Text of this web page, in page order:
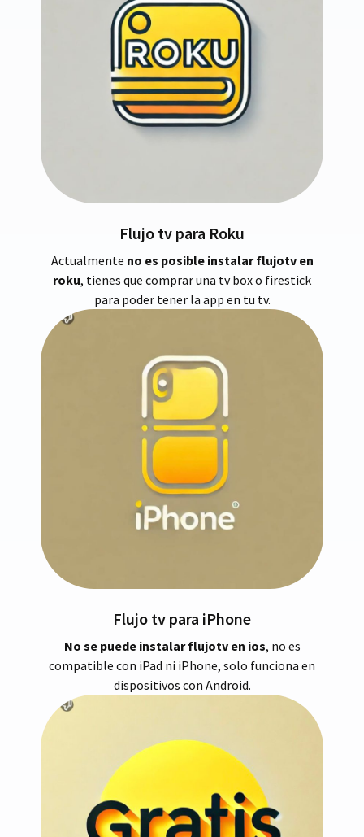
Flujo tv para Roku
Actualmente no es posible instalar flujotv en
roku, tienes que comprar una tv box o firestick
para poder tener la app en tu tv.
Flujo tv para iPhone
No se puede instalar flujotv en ios, no es
compatible con iPad ni iPhone, solo funciona en
dispositivos con Android.